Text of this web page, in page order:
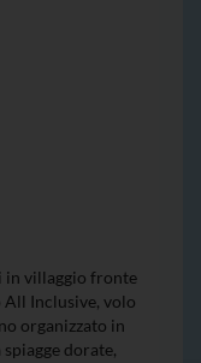
in villaggio fronte
All Inclusive, volo
organizzato in
dorate,